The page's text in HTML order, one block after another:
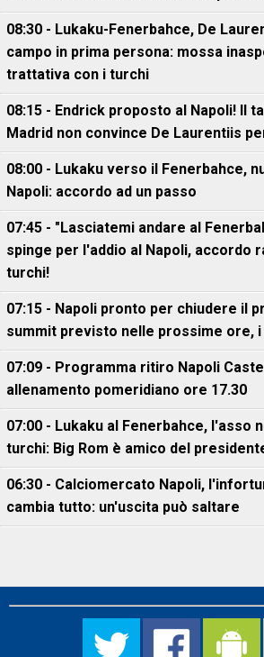
08:30 - Lukaku-Fenerbahce, De
campo in prima persona: mossa
trattativa con i turchi
08:15 - Endrick proposto al Napoli! Il
Madrid non convince De Laurentiis
08:00 - Lukaku verso il Fenerbahce,
Napoli: accordo ad un passo
07:45 - "Lasciatemi andare al
spinge per l'addio al Napoli, accordo
turchi!
07:15 - Napoli pronto per chiudere il
summit previsto nelle prossime ore,
07:09 - Programma ritiro Napoli
allenamento pomeridiano ore 17.30
07:00 - Lukaku al Fenerbahce, l'asso
turchi: Big Rom è amico del
06:30 - Calciomercato Napoli,
cambia tutto: un'uscita può saltare